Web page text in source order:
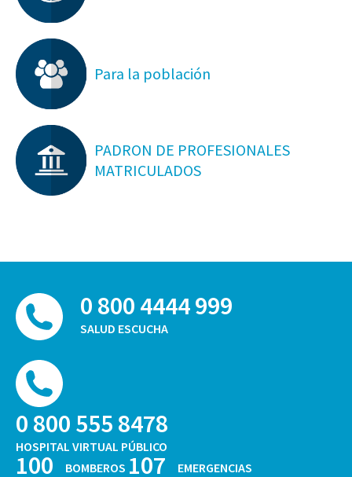
Para la población
PADRON DE PROFESIONALES
MATRICULADOS
0 800 4444 999
SALUD ESCUCHA
0 800 555 8478
HOSPITAL VIRTUAL PÚBLICO
100 BOMBEROS 107 EMERGENCIAS